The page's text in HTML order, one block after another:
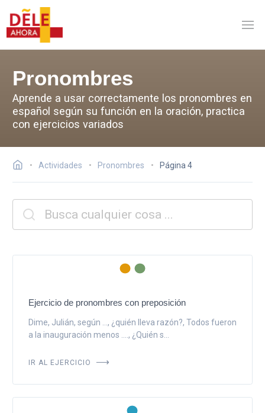
Pronombres
Aprende a usar correctamente los pronombres en
español según su función en la oración, practica
con ejercicios variados
Actividades Pronombres Página 4
Ejercicio de pronombres con preposición
Dime, Julián, según ..., ¿quién lleva razón?, Todos fueron
a la inauguración menos ...., ¿Quién s...
IR AL EJERCICIO